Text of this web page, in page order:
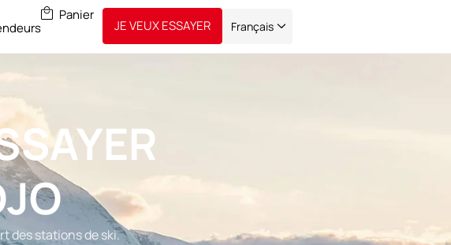
JE VEUX ESSAYER Français
des stations de ski.